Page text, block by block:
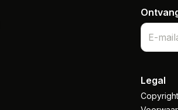
Legal
Copyright